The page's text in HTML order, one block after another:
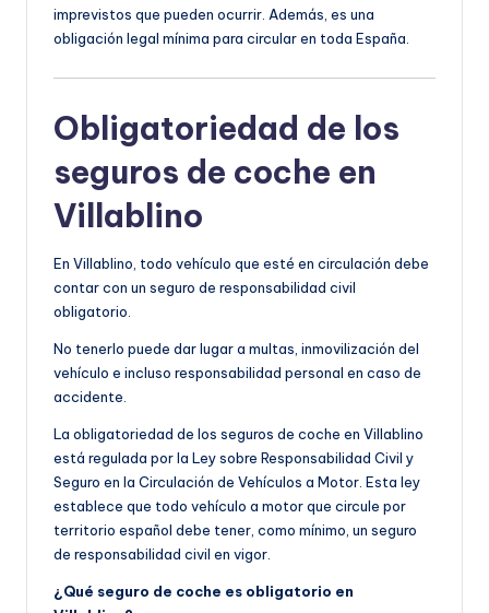
imprevistos que pueden ocurrir. Además, es una
obligación legal mínima para circular en toda España.
Obligatoriedad de los
seguros de coche en
Villablino
En Villablino, todo vehículo que esté en circulación debe
contar con un seguro de responsabilidad civil
obligatorio.
No tenerlo puede dar lugar a multas, inmovilización del
vehículo e incluso responsabilidad personal en caso de
accidente.
La obligatoriedad de los seguros de coche en Villablino
está regulada por la Ley sobre Responsabilidad Civil y
Seguro en la Circulación de Vehículos a Motor. Esta ley
establece que todo vehículo a motor que circule por
territorio español debe tener, como mínimo, un seguro
de responsabilidad civil en vigor.
¿Qué seguro de coche es obligatorio en